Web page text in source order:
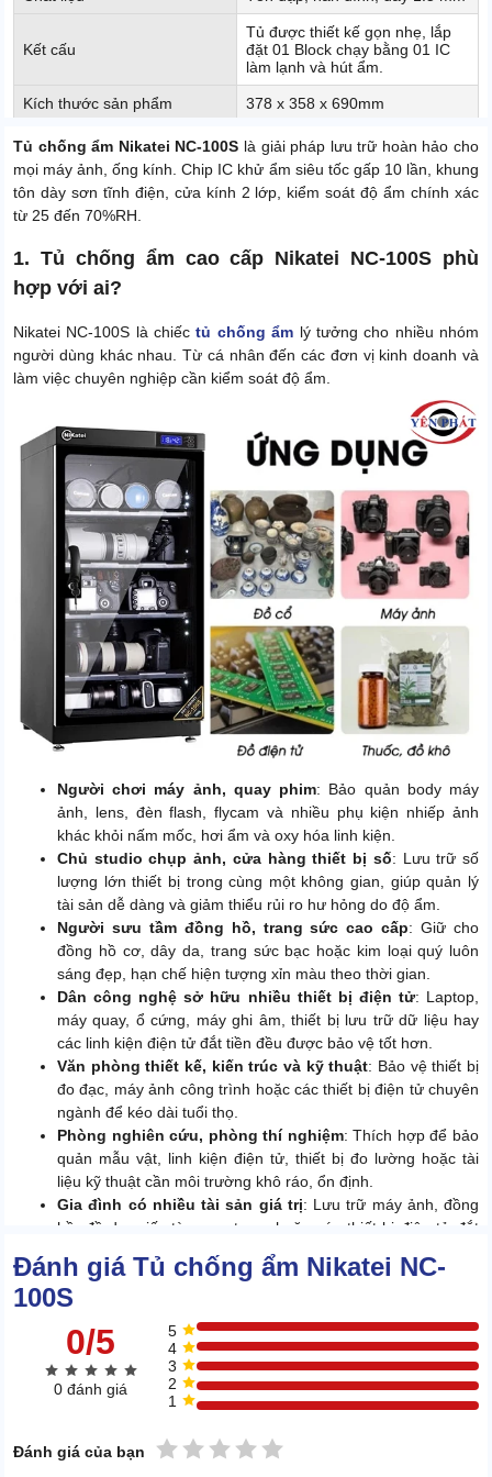
Kết cấu
Tủ được thiết kế gọn nhẹ, lắp
đặt 01 Block chạy bằng 01 IC
làm lạnh và hút ẩm.
Kích thước sản phẩm 378 x 358 x 690mm
Trọng lượng sản phẩm 17 Kg
Màu sắc Đen
Công suất
Xuất xứ Chính hãng
Tủ chống ẩm Nikatei NC-100S là giải pháp lưu trữ hoàn hảo cho
mọi máy ảnh, ống kính. Chip IC khử ẩm siêu tốc gấp 10 lần, khung
tôn dày sơn tĩnh điện, cửa kính 2 lớp, kiểm soát độ ẩm chính xác
từ 25 đến 70%RH.
1. Tủ chống ẩm cao cấp Nikatei NC-100S phù
hợp với ai?
Nikatei NC-100S là chiếctủ chống ẩm lý tưởng cho nhiều nhóm
người dùng khác nhau. Từ cá nhân đến các đơn vị kinh doanh và
làm việc chuyên nghiệp cần kiểm soát độ ẩm.
Người chơi máy ảnh, quay phim: Bảo quản body máy
ảnh, lens, đèn flash, flycam và nhiều phụ kiện nhiếp ảnh
khác khỏi nấm mốc, hơi ẩm và oxy hóa linh kiện.
Chủ studio chụp ảnh, cửa hàng thiết bị số: Lưu trữ số
lượng lớn thiết bị trong cùng một không gian, giúp quản lý
tài sản dễ dàng và giảm thiểu rủi ro hư hỏng do độ ẩm.
Người sưu tầm đồng hồ, trang sức cao cấp: Giữ cho
đồng hồ cơ, dây da, trang sức bạc hoặc kim loại quý luôn
sáng đẹp, hạn chế hiện tượng xỉn màu theo thời gian.
Dân công nghệ sở hữu nhiều thiết bị điện tử: Laptop,
máy quay, ổ cứng, máy ghi âm, thiết bị lưu trữ dữ liệu hay
các linh kiện điện tử đắt tiền đều được bảo vệ tốt hơn.
Văn phòng thiết kế, kiến trúc và kỹ thuật: Bảo vệ thiết bị
đo đạc, máy ảnh công trình hoặc các thiết bị điện tử chuyên
ngành để kéo dài tuổi thọ.
Phòng nghiên cứu, phòng thí nghiệm: Thích hợp để bảo
quản mẫu vật, linh kiện điện tử, thiết bị đo lường hoặc tài
liệu kỹ thuật cần môi trường khô ráo, ổn định.
Gia đình có nhiều tài sản giá trị: Lưu trữ máy ảnh, đồng
hồ, đồ da, giấy tờ quan trọng hoặc các thiết bị điện tử đắt
2. Đặc quyền lợi thế giúp Nikatei NC-100S trở
nên đáng tiền
2.1. Chất liệu bền bỉ, tuổi thọ đáng nể
Sự bền bỉ của Nikatei NC-100S được khẳng định ngay từ lớp vỏ
bảo vệ bên ngoài. Thân tủ sử dụng chất liệu tôn dập hàn đính với
độ dày lên tới 1.5 mm, tạo nên một bộ khung kiên cố.
Đánh giá Tủ chống ẩm Nikatei NC-
100S
0/5
0 đánh giá
5
4
3
2
1
Đánh giá của bạn 5 sao
4 sao
3 sao
2 sao
1 sao